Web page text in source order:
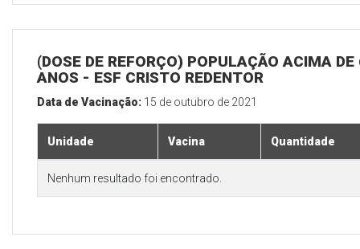
(DOSE DE REFORÇO) POPULAÇÃO ACIMA DE
ANOS - ESF CRISTO REDENTOR
Data de Vacinação: 15 de outubro de 2021
Unidade Vacina Quantidade
Nenhum resultado foi encontrado.